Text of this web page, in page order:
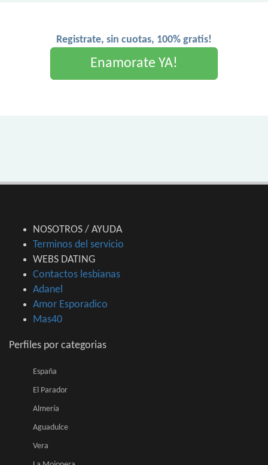
Registrate, sin cuotas, 100% gratis!
Enamorate YA!
NOSOTROS / AYUDA
Terminos del servicio
WEBS DATING
Contactos lesbianas
Adanel
Amor Esporadico
Mas40
Perfiles por categorias
España
El Parador
Almería
Aguadulce
Vera